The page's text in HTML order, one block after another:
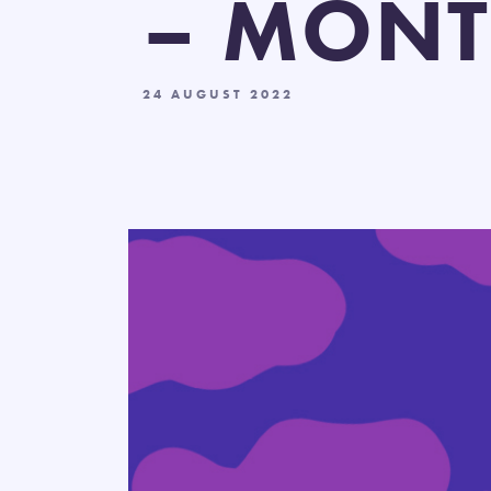
–
24 AUGUST 2022